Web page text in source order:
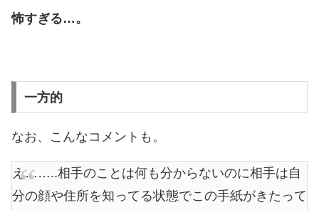
怖すぎる…。
一方的
なお、こんなコメントも。
え……..相手のことは何も分からないのに相手は自
分の顔や住所を知ってる状態でこの手紙がきたって